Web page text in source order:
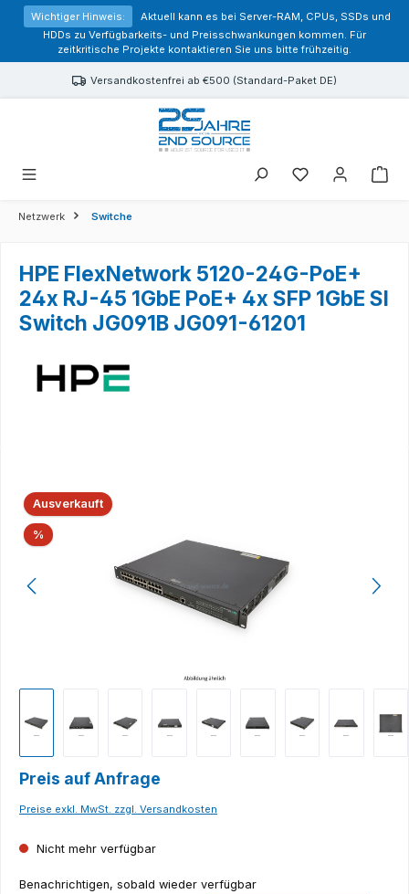
springen
Wichtiger Hinweis:
Aktuell kann es bei Server-RAM, CPUs, SSDs und
HDDs zu Verfügbarkeits- und Preisschwankungen kommen. Für
zeitkritische Projekte kontaktieren Sie uns bitte frühzeitig.
Versandkostenfrei ab €500 (Standard-Paket DE)
Sie haben 0
Netzwerk Switche
HPE FlexNetwork 5120-24G-PoE+
24x RJ-45 1GbE PoE+ 4x SFP 1GbE SI
Switch JG091B JG091-61201
Bildergalerie überspringen
Ausverkauft
% Rabatt
Preis auf Anfrage
Preise exkl. MwSt. zzgl. Versandkosten
Nicht mehr verfügbar
Benachrichtigen, sobald wieder verfügbar